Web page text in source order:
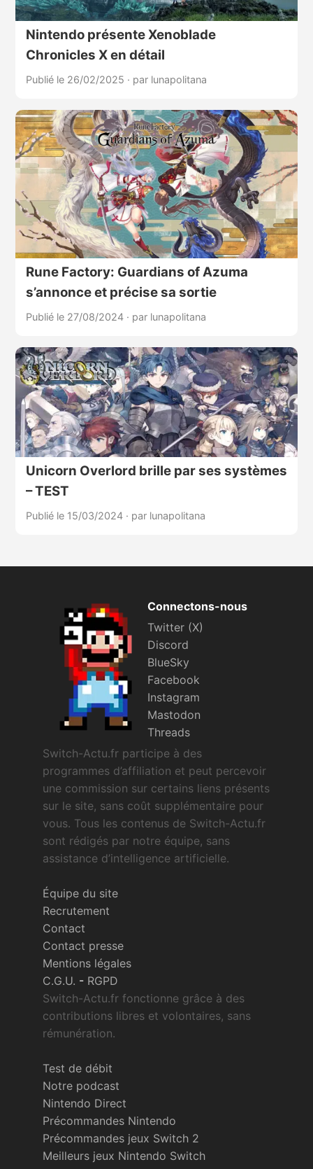
Nintendo présente Xenoblade
Chronicles X en détail
Publié le 26/02/2025 · par lunapolitana
Rune Factory: Guardians of Azuma
s’annonce et précise sa sortie
Publié le 27/08/2024 · par lunapolitana
Unicorn Overlord brille par ses systèmes
– TEST
Publié le 15/03/2024 · par lunapolitana
Connectons-nous
Twitter (X)
Discord
BlueSky
Facebook
Instagram
Mastodon
Threads
Switch-Actu.fr participe à des
programmes d’affiliation et peut percevoir
une commission sur certains liens présents
sur le site, sans coût supplémentaire pour
vous. Tous les contenus de Switch-Actu.fr
sont rédigés par notre équipe, sans
assistance d’intelligence artificielle.
Équipe du site
Recrutement
Contact
Contact presse
Mentions légales
C.G.U. - RGPD
Switch-Actu.fr fonctionne grâce à des
contributions libres et volontaires, sans
rémunération.
Test de débit
Notre podcast
Nintendo Direct
Précommandes Nintendo
Précommandes jeux Switch 2
Meilleurs jeux Nintendo Switch